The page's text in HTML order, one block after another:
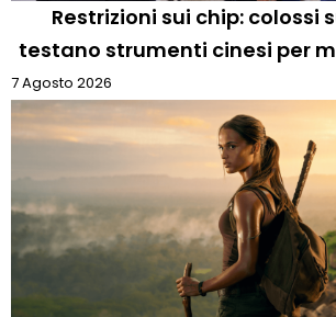
Restrizioni sui chip: colossi
testano strumenti cinesi per
7 Agosto 2026